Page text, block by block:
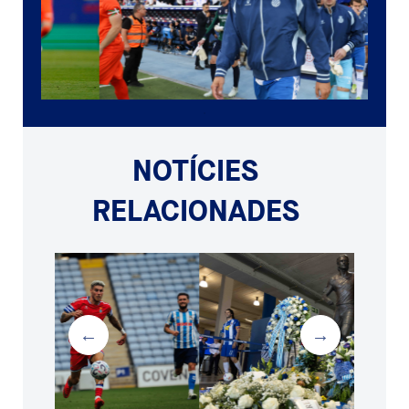
NOTÍCIES
RELACIONADES